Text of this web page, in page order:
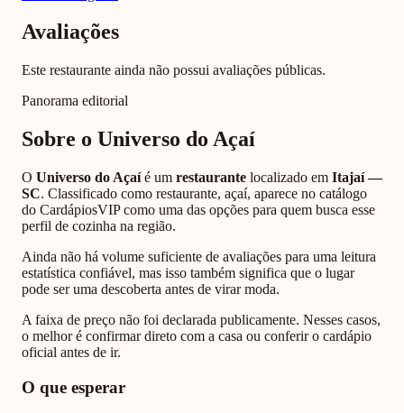
Avaliações
Este restaurante ainda não possui avaliações públicas.
Panorama editorial
Sobre o Universo do Açaí
O Universo do Açaíé um restaurante localizado em Itajaí—
SC. Classificado como restaurante, açaí, aparece no catálogo
do CardápiosVIP como uma das opções para quem busca esse
perfil de cozinha na região.
Ainda não há volume suficiente de avaliações para uma leitura
estatística confiável, mas isso também significa que o lugar
pode ser uma descoberta antes de virar moda.
A faixa de preço não foi declarada publicamente. Nesses casos,
o melhor é confirmar direto com a casa ou conferir o cardápio
oficial antes de ir.
O que esperar